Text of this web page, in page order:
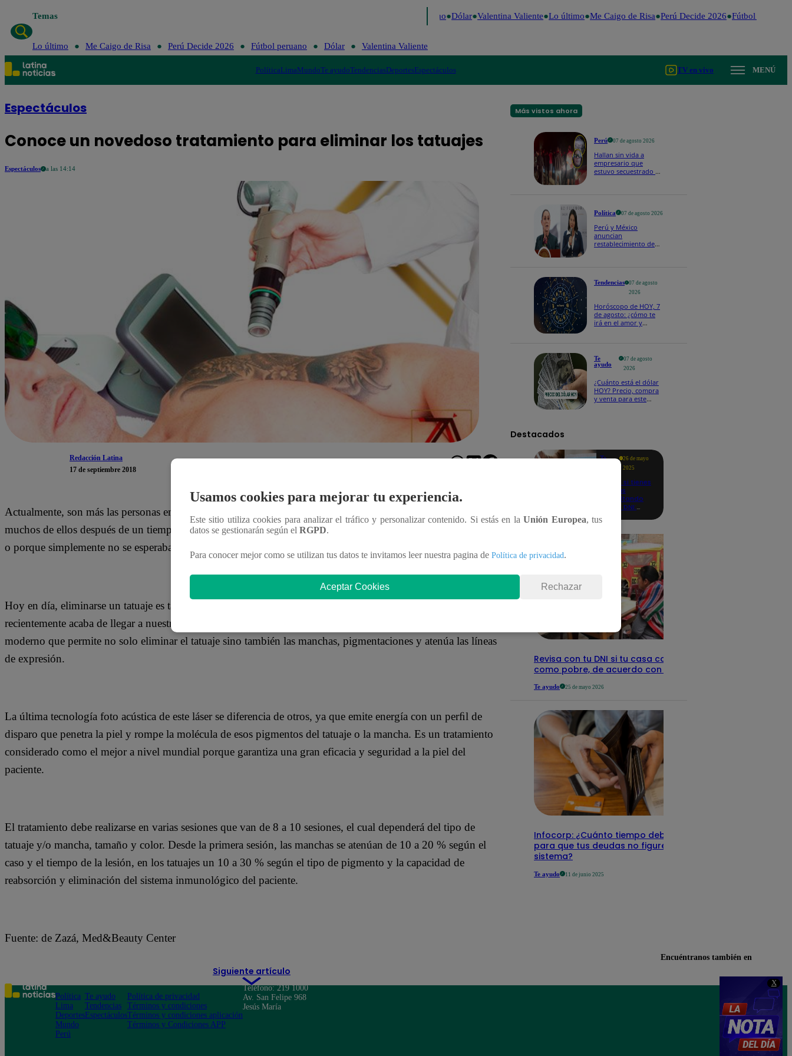
X
Temas Fútbol peruano Dólar Valentina Valiente Lo último Me Caigo de Risa Perú Decide 2026 Fútbol peruano
Lo último Me Caigo de Risa Perú Decide 2026 Fútbol peruano Dólar Valentina Valiente
PolíticaLimaMundoTe ayudoTendenciasDeportesEspectáculos TV en vivo MENÚ
Espectáculos
Conoce un novedoso tratamiento para eliminar los tatuajes
Espectáculos a las 14:14
Redacción Latina
17 de septiembre 2018
Actualmente, son más las personas en especial los jóvenes que optan por realizarse un tatuaje. Sin embargo,
muchos de ellos después de un tiempo deciden eliminarlos por diferentes motivos ya sea laborales, personales
o porque simplemente no se esperaba el resultado deseado.
Hoy en día, eliminarse un tatuaje es tan sencillo como aplicárselo gracias a la novedosa tecnología que
recientemente acaba de llegar a nuestro país. Se trata de Laser Revlite de Cynosure (USA), un tratamiento
moderno que permite no solo eliminar el tatuaje sino también las manchas, pigmentaciones y atenúa las líneas
de expresión.
La última tecnología foto acústica de este láser se diferencia de otros, ya que emite energía con un perﬁl de
disparo que penetra la piel y rompe la molécula de esos pigmentos del tatuaje o la mancha. Es un tratamiento
considerado como el mejor a nivel mundial porque garantiza una gran eficacia y seguridad a la piel del
paciente.
El tratamiento debe realizarse en varias sesiones que van de 8 a 10 sesiones, el cual dependerá del tipo de
tatuaje y/o mancha, tamaño y color. Desde la primera sesión, las manchas se atenúan de 10 a 20 % según el
caso y el tiempo de la lesión, en los tatuajes un 10 a 30 % según el tipo de pigmento y la capacidad de
reabsorción y eliminación del sistema inmunológico del paciente.
Fuente: de Zazá, Med&Beauty Center
Siguiente artículo
Más vistos ahora
Perú 07 de agosto 2026
Hallan sin vida a
empresario que
estuvo secuestrado en
Política 07 de agosto 2026
Perú y México
anuncian
restablecimiento de
Tendencias
07 de agosto
2026
Horóscopo de HOY, 7
de agosto: ¿cómo te
irá en el amor y
Te
ayudo
07 de agosto
2026
¿Cuánto está el dólar
HOY? Precio, compra
y venta para este
Destacados
Te
26 de mayo
2025
Revisa si tienes
deudas
consultando
con tu DNI:
detalles
Revisa con tu DNI si tu casa califica
como pobre, de acuerdo con el Sisfoh
Te ayudo 25 de mayo 2026
Infocorp: ¿Cuánto tiempo debe pasar
para que tus deudas no figuren en su
sistema?
Te ayudo 11 de junio 2025
Usamos cookies para mejorar tu experiencia.
Este sitio utiliza cookies para analizar el tráfico y personalizar contenido. Si estás en laUnión Europea, tus
datos se gestionarán según el RGPD.
Para conocer mejor como se utilizan tus datos te invitamos leer nuestra pagina de Política de privacidad.
Aceptar Cookies Rechazar
Encuéntranos también en
Política
Lima
Deportes
Mundo
Perú
Te ayudo
Tendencias
Espectáculos
Política de privacidad
Términos y condiciones
Términos y condiciones aplicación
Términos y Condiciones APP
Teléfono: 219 1000
Av. San Felipe 968
Jesús María